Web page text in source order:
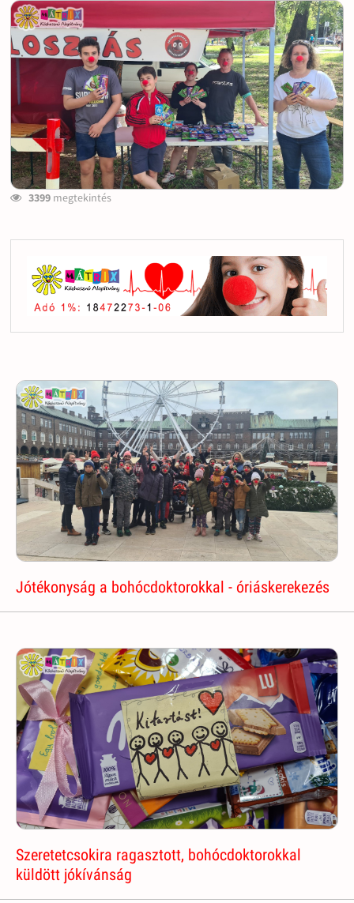
3399megtekintés
Jótékonyság a bohócdoktorokkal - óriáskerekezés
Szeretetcsokira ragasztott, bohócdoktorokkal
küldött jókívánság